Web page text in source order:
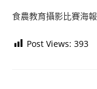
食農教育攝影比賽海報
Post Views: 393